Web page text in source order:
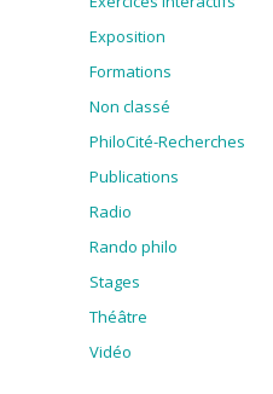
Exposition
Formations
Non classé
PhiloCité-Recherches
Publications
Radio
Rando philo
Stages
Théâtre
Vidéo